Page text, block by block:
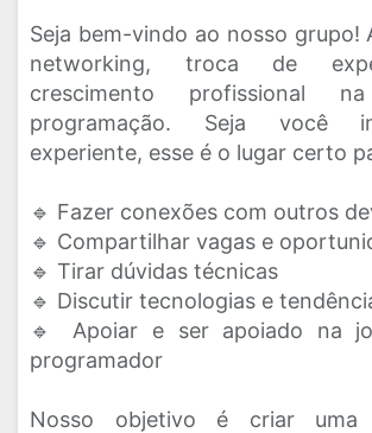
Seja bem-vindo ao nosso grupo!
networking, troca de
crescimento profissional
programação. Seja você
experiente, esse é o lugar certo
🔹 Fazer conexões com outros
🔹 Compartilhar vagas e
🔹 Tirar dúvidas técnicas
🔹 Discutir tecnologias e
🔹 Apoiar e ser apoiado na
programador
Nosso objetivo é criar uma